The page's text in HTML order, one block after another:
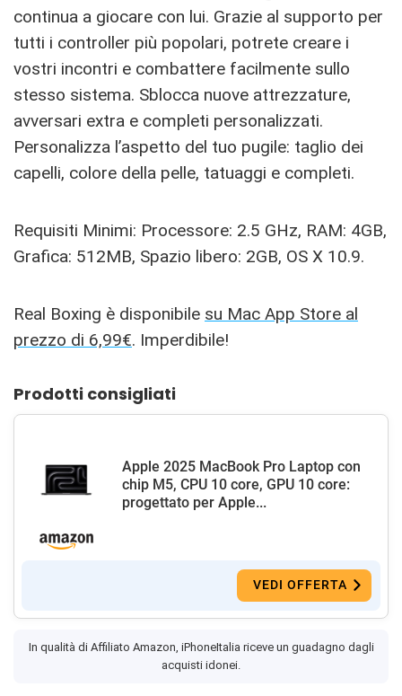
continua a giocare con lui. Grazie al supporto per
tutti i controller più popolari, potrete creare i
vostri incontri e combattere facilmente sullo
stesso sistema. Sblocca nuove attrezzature,
avversari extra e completi personalizzati.
Personalizza l’aspetto del tuo pugile: taglio dei
capelli, colore della pelle, tatuaggi e completi.
Requisiti Minimi: Processore: 2.5 GHz, RAM: 4GB,
Grafica: 512MB, Spazio libero: 2GB, OS X 10.9.
Real Boxing è disponibile su Mac App Store al
prezzo di 6,99€. Imperdibile!
Prodotti consigliati
Apple 2025 MacBook Pro Laptop con
chip M5, CPU 10 core, GPU 10 core:
progettato per Apple...
VEDI OFFERTA
In qualità di Affiliato Amazon, iPhoneItalia riceve un guadagno dagli
acquisti idonei.